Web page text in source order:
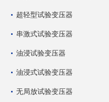
超轻型试验变压器
串激式试验变压器
油浸试验变压器
油浸式试验变压器
无局放试验变压器